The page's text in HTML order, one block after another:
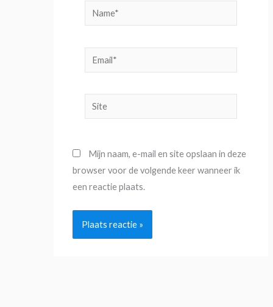
Name*
Email*
Site
Mijn naam, e-mail en site opslaan in deze
browser voor de volgende keer wanneer ik
een reactie plaats.